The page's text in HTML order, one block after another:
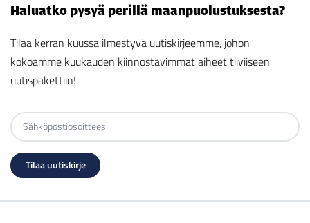
Haluatko pysyä perillä maanpuolustuksesta?
Tilaa kerran kuussa ilmestyvä uutiskirjeemme, johon
kokoamme kuukauden kiinnostavimmat aiheet tiiviiseen
uutispakettiin!